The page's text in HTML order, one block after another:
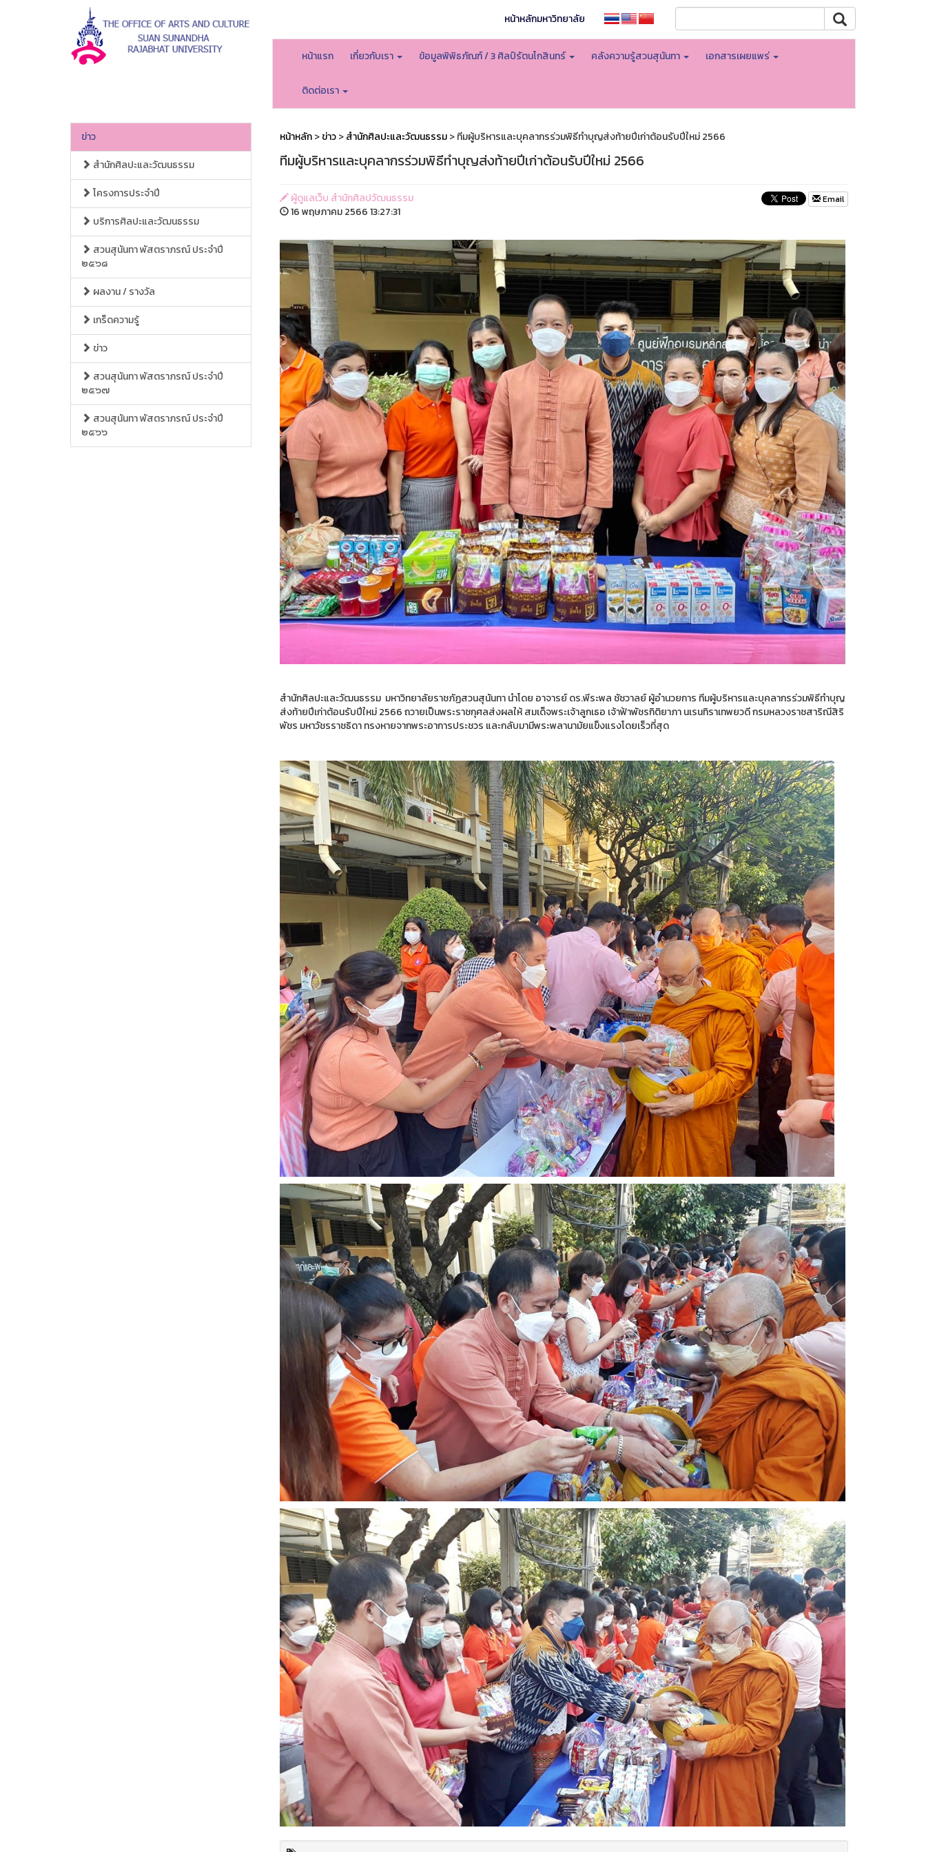
หน้าหลักมหาวิทยาลัย
หน้าแรก เกี่ยวกับเรา ข้อมูลพิพิธภัณฑ์ / 3 ศิลป์รัตนโกสินทร์ คลังความรู้สวนสุนันทา เอกสารเผยแพร่
ติดต่อเรา
ข่าว
สำนักศิลปะและวัฒนธรรม
โครงการประจำปี
บริการศิลปะและวัฒนธรรม
สวนสุนันทา พัสตราภรณ์ ประจำปี
๒๕๖๘
ผลงาน / รางวัล
เกร็ดความรู้
ข่าว
สวนสุนันทา พัสตราภรณ์ ประจำปี
๒๕๖๗
สวนสุนันทา พัสตราภรณ์ ประจำปี
๒๕๖๖
หน้าหลัก>ข่าว>สำนักศิลปะและวัฒนธรรม> ทีมผู้บริหารและบุคลากรร่วมพิธีทำบุญส่งท้ายปีเก่าต้อนรับปีใหม่ 2566
ทีมผู้บริหารและบุคลากรร่วมพิธีทำบุญส่งท้ายปีเก่าต้อนรับปีใหม่ 2566
ผู้ดูแลเว็บ สำนักศิลปวัฒนธรรม
16 พฤษภาคม 2566 13:27:31
Email
สำนักศิลปะและวัฒนธรรม มหาวิทยาลัยราชภัฏสวนสุนันทา นำโดย อาจารย์ ดร.พีระพล ชัชวาลย์ ผู้อำนวยการ ทีมผู้บริหารและบุคลากรร่วมพิธีทำบุญ
ส่งท้ายปีเก่าต้อนรับปีใหม่ 2566 ถวายเป็นพระราชกุศลส่งผลให้ สมเด็จพระเจ้าลูกเธอ เจ้าฟ้าพัชรกิติยาภา นเรนทิราเทพยวดี กรมหลวงราชสาริณีสิริ
พัชร มหาวัชรราชธิดา ทรงหายจากพระอาการประชวร และกลับมามีพระพลานามัยแข็งแรงโดยเร็วที่สุด